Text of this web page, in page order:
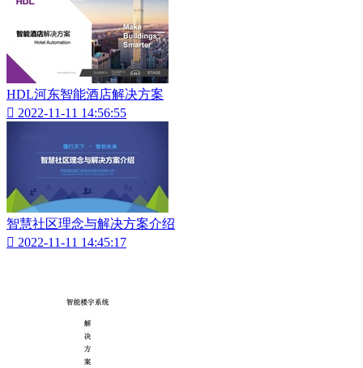
HDL河东智能酒店解决方案
 2022-11-11 14:56:55
智慧社区理念与解决方案介绍
 2022-11-11 14:45:17